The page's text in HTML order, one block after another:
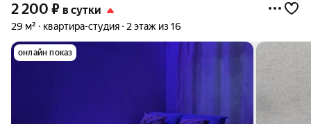
2 200 ₽ в сутки
29 м² квартира-студия 2 этаж из 16
онлайн показ